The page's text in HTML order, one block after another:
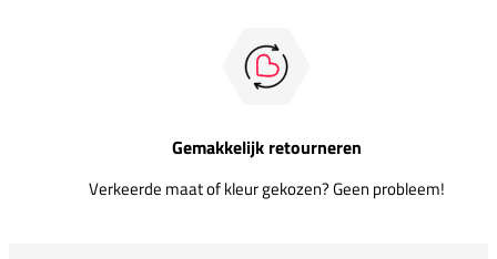
Gemakkelijk retourneren
Verkeerde maat of kleur gekozen? Geen probleem!